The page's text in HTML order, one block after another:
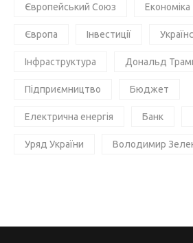
Європейський Союз Економіка
Європа Інвестиції
Інфраструктура Дональд
Підприємництво Бюджет
Електрична енергія Банк
Уряд України Володимир